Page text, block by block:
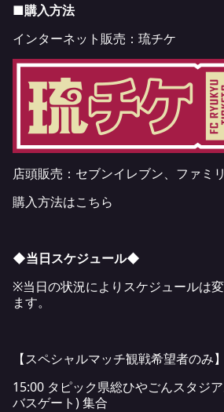
■購入方法
インターネット販売： 琉チケ
店頭販売：セブンイレブン、ファミ
購入方法はこちら
◆当日スケジュール◆
※当日の状況によりスケジュールは
ます。
【スペシャルマッチ観戦希望者のみ】
15:00 タピック県総ひやごんスタジ
バスゲート) 集合